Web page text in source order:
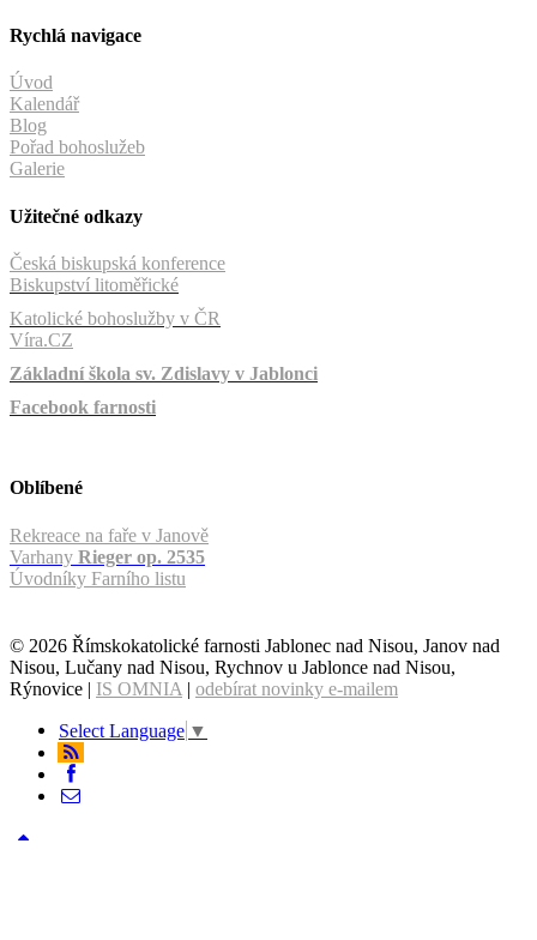
Rychlá navigace
Úvod
Kalendář
Blog
Pořad bohoslužeb
Galerie
Užitečné odkazy
Česká biskupská konference
Biskupství litoměřické
Katolické bohoslužby v ČR
Víra.CZ
Základní škola sv. Zdislavy v Jablonci
Facebook farnosti
Oblíbené
Rekreace na faře v Janově
Varhany Rieger op. 2535
Úvodníky Farního listu
© 2026 Římskokatolické farnosti Jablonec nad Nisou, Janov nad
Nisou, Lučany nad Nisou, Rychnov u Jablonce nad Nisou,
Rýnovice | IS OMNIA | odebírat novinky e-mailem
Select Language ▼